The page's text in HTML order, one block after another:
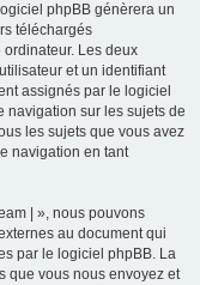
phpBB génèrera un
téléchargés
Les deux
et un identifiant
assignés par le logiciel
navigation sur les sujets de
les sujets que vous avez
navigation en tant
| », nous pouvons
au document qui
par le logiciel phpBB. La
que vous nous envoyez et